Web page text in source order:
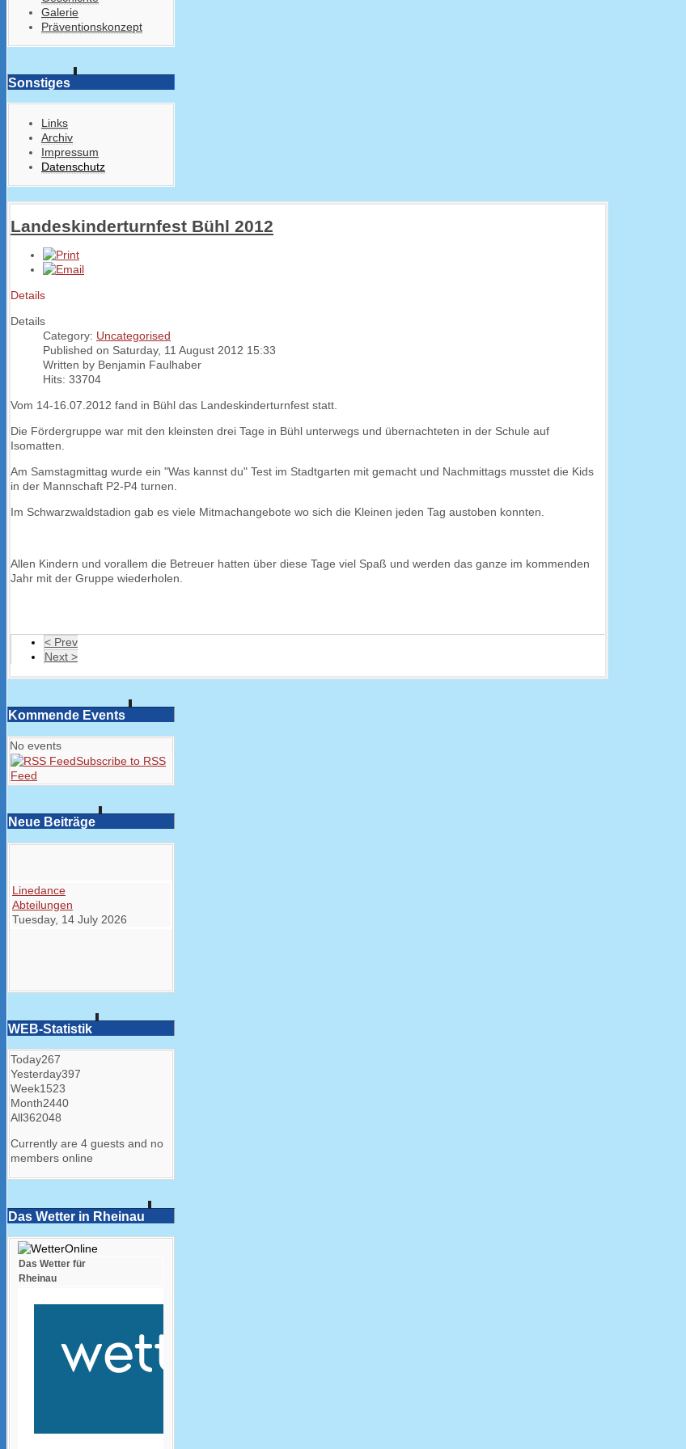
Galerie
Präventionskonzept
Sonstiges
Links
Archiv
Impressum
Datenschutz
Landeskinderturnfest Bühl 2012
Details
Details
Category: Uncategorised
Published on Saturday, 11 August 2012 15:33
Written by Benjamin Faulhaber
Hits: 33704
Vom 14-16.07.2012 fand in Bühl das Landeskinderturnfest statt.
Die Fördergruppe war mit den kleinsten drei Tage in Bühl unterwegs und übernachteten in der Schule auf
Isomatten.
Am Samstagmittag wurde ein "Was kannst du" Test im Stadtgarten mit gemacht und Nachmittags musstet die Kids
in der Mannschaft P2-P4 turnen.
Im Schwarzwaldstadion gab es viele Mitmachangebote wo sich die Kleinen jeden Tag austoben konnten.
Allen Kindern und vorallem die Betreuer hatten über diese Tage viel Spaß und werden das ganze im kommenden
Jahr mit der Gruppe wiederholen.
< Prev
Next >
Kommende Events
No events
Subscribe to RSS
Feed
Neue Beiträge
Linedance
Abteilungen
Tuesday, 14 July 2026
WEB-Statistik
Today267
Yesterday397
Week1523
Month2440
All362048
Currently are 4 guests and no
members online
Das Wetter in Rheinau
Das Wetter für
Rheinau